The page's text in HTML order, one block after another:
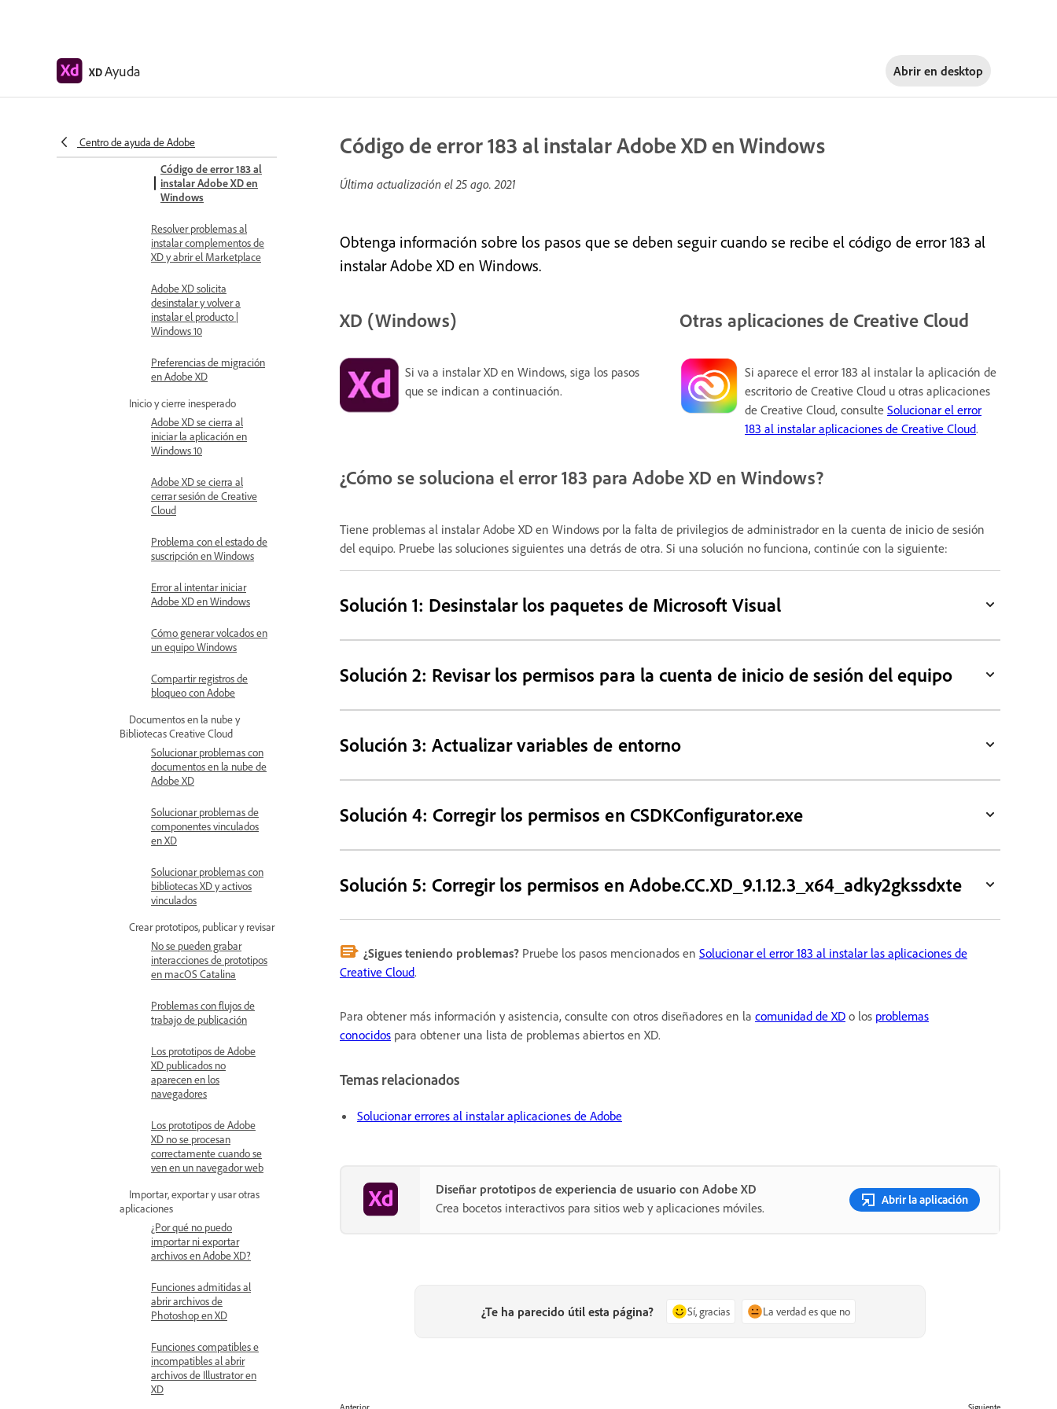
XDAyuda Abrir en desktop
Centro de ayuda de Adobeerror 191 al instalar XD
Código de error 183 al
instalar Adobe XD en
Windows
Resolver problemas al
instalar complementos de
XD y abrir el Marketplace
Adobe XD solicita
desinstalar y volver a
instalar el producto |
Windows 10
Preferencias de migración
en Adobe XD
Inicio y cierre inesperado
Adobe XD se cierra al
iniciar la aplicación en
Windows 10
Adobe XD se cierra al
cerrar sesión de Creative
Cloud
Problema con el estado de
suscripción en Windows
Error al intentar iniciar
Adobe XD en Windows
Cómo generar volcados en
un equipo Windows
Compartir registros de
bloqueo con Adobe
Documentos en la nube y
Bibliotecas Creative Cloud
Solucionar problemas con
documentos en la nube de
Adobe XD
Solucionar problemas de
componentes vinculados
en XD
Solucionar problemas con
bibliotecas XD y activos
vinculados
Crear prototipos, publicar y revisar
No se pueden grabar
interacciones de prototipos
en macOS Catalina
Problemas con flujos de
trabajo de publicación
Los prototipos de Adobe
XD publicados no
aparecen en los
navegadores
Los prototipos de Adobe
XD no se procesan
correctamente cuando se
ven en un navegador web
Importar, exportar y usar otras
aplicaciones
¿Por qué no puedo
importar ni exportar
archivos en Adobe XD?
Funciones admitidas al
abrir archivos de
Photoshop en XD
Funciones compatibles e
incompatibles al abrir
archivos de Illustrator en
XD
Código de error 183 al instalar Adobe XD en Windows
Última actualización el25 ago. 2021
Obtenga información sobre los pasos que se deben seguir cuando se recibe el código de error 183 al
instalar Adobe XD en Windows.
XD (Windows)
Si va a instalar XD en Windows, siga los pasos
que se indican a continuación.
Otras aplicaciones de Creative Cloud
Si aparece el error 183 al instalar la aplicación de
escritorio de Creative Cloud u otras aplicaciones
de Creative Cloud, consulte Solucionar el error
183 al instalar aplicaciones de Creative Cloud.
¿Cómo se soluciona el error 183 para Adobe XD en Windows?
Tiene problemas al instalar Adobe XD en Windows por la falta de privilegios de administrador en la cuenta de inicio de sesión
del equipo. Pruebe las soluciones siguientes una detrás de otra. Si una solución no funciona, continúe con la siguiente:
Solución 1: Desinstalar los paquetes de Microsoft Visual
Solución 2: Revisar los permisos para la cuenta de inicio de sesión del equipo
Solución 3: Actualizar variables de entorno
Solución 4: Corregir los permisos en CSDKConfigurator.exe
Solución 5: Corregir los permisos en Adobe.CC.XD_9.1.12.3_x64_adky2gkssdxte
¿Sigues teniendo problemas? Pruebe los pasos mencionados en Solucionar el error 183 al instalar las aplicaciones de
Creative Cloud.
Para obtener más información y asistencia, consulte con otros diseñadores en la comunidad de XD o los problemas
conocidos para obtener una lista de problemas abiertos en XD.
Temas relacionados
Solucionar errores al instalar aplicaciones de Adobe
Diseñar prototipos de experiencia de usuario con Adobe XD
Crea bocetos interactivos para sitios web y aplicaciones móviles.
Abrir la aplicación
¿Te ha parecido útil esta página? Sí, gracias La verdad es que no